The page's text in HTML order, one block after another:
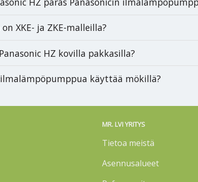
XKE- ja ZKE-malleilla?
HZ kovilla pakkasilla?
käyttää mökillä?
MR. LVI YRITYS
Tietoa meistä
Asennusalueet